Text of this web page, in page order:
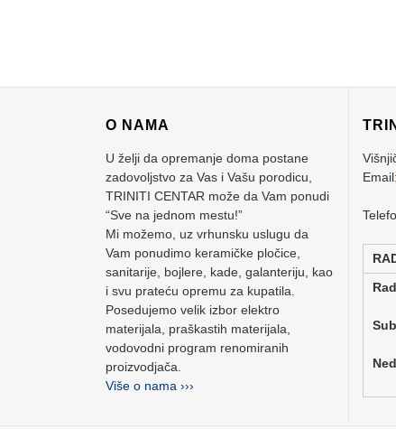
O NAMA
U želji da opremanje doma postane
zadovoljstvo za Vas i Vašu porodicu,
TRINITI CENTAR može da Vam ponudi
“Sve na jednom mestu!”
Mi možemo, uz vrhunsku uslugu da
Vam ponudimo keramičke pločice,
sanitarije, bojlere, kade, galanteriju, kao
i svu prateću opremu za kupatila.
Posedujemo velik izbor elektro
materijala, praškastih materijala,
vodovodni program renomiranih
proizvodjača.
Više o nama ›››
Email: